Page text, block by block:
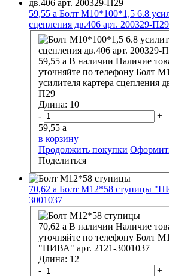
59,55 a Болт М10*100*1,5 6.8
сцепления дв.406 арт. 200329-П29
59,55 a В наличии Наличие
уточняйте по телефону Болт
усилителя картера сцепления дв.406 арт.
П29
Длина: 10
-
+
59,55 a
в корзину
Продолжить покупки
Поделиться
70,62 a Болт М12*58 ступицы
3001037
70,62 a В наличии Наличие
уточняйте по телефону Болт
"НИВА" арт. 2121-3001037
Длина: 12
-
+